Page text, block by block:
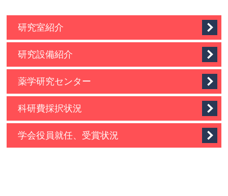
研究室紹介
研究設備紹介
薬学研究センター
科研費採択状況
学会役員就任、受賞状況